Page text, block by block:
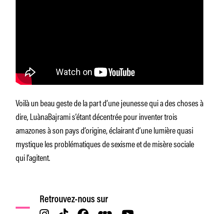
Voilà un beau geste de la part d’une jeunesse qui a des choses à
dire, LuànaBajrami s’étant décentrée pour inventer trois
amazones à son pays d’origine, éclairant d’une lumière quasi
mystique les problématiques de sexisme et de misère sociale
qui l’agitent.
Retrouvez-nous sur